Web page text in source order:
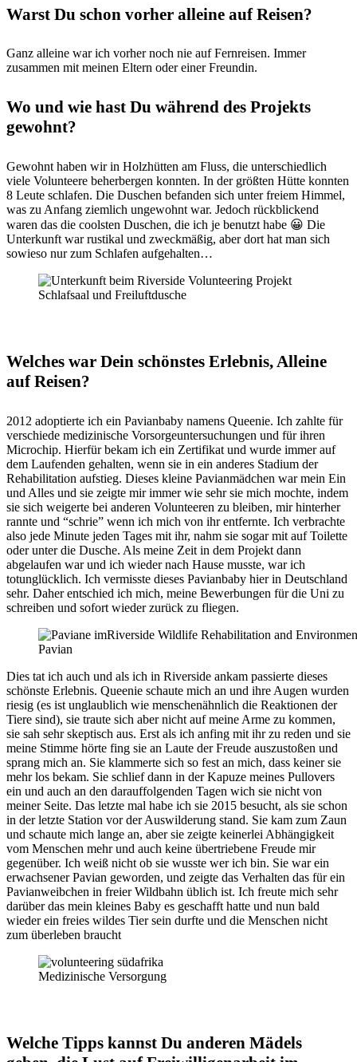
Warst Du schon vorher alleine auf Reisen?
Ganz alleine war ich vorher noch nie auf Fernreisen. Immer
zusammen mit meinen Eltern oder einer Freundin.
Wo und wie hast Du während des Projekts
gewohnt?
Gewohnt haben wir in Holzhütten am Fluss, die unterschiedlich
viele Volunteere beherbergen konnten. In der größten Hütte konnten
8 Leute schlafen. Die Duschen befanden sich unter freiem Himmel,
was zu Anfang ziemlich ungewohnt war. Jedoch rückblickend
waren das die coolsten Duschen, die ich je benutzt habe 😀 Die
Unterkunft war rustikal und zweckmäßig, aber dort hat man sich
sowieso nur zum Schlafen aufgehalten…
Schlafsaal und Freiluftdusche
Welches war Dein schönstes Erlebnis, Alleine
auf Reisen?
2012 adoptierte ich ein Pavianbaby namens Queenie. Ich zahlte für
verschiede medizinische Vorsorgeuntersuchungen und für ihren
Microchip. Hierfür bekam ich ein Zertifikat und wurde immer auf
dem Laufenden gehalten, wenn sie in ein anderes Stadium der
Rehabilitation aufstieg. Dieses kleine Pavianmädchen war mein Ein
und Alles und sie zeigte mir immer wie sehr sie mich mochte, indem
sie sich weigerte bei anderen Volunteeren zu bleiben, mir hinterher
rannte und “schrie” wenn ich mich von ihr entfernte. Ich verbrachte
also jede Minute jeden Tages mit ihr, nahm sie sogar mit auf Toilette
oder unter die Dusche. Als meine Zeit in dem Projekt dann
abgelaufen war und ich wieder nach Hause musste, war ich
totunglücklich. Ich vermisste dieses Pavianbaby hier in Deutschland
sehr. Daher entschied ich mich, meine Bewerbungen für die Uni zu
schreiben und sofort wieder zurück zu fliegen.
Pavian
Dies tat ich auch und als ich in Riverside ankam passierte dieses
schönste Erlebnis. Queenie schaute mich an und ihre Augen wurden
riesig (es ist unglaublich wie menschenähnlich die Reaktionen der
Tiere sind), sie traute sich aber nicht auf meine Arme zu kommen,
sie sah sehr skeptisch aus. Erst als ich anfing mit ihr zu reden und sie
meine Stimme hörte fing sie an Laute der Freude auszustoßen und
sprang mich an. Sie klammerte sich so fest an mich, dass keiner sie
mehr los bekam. Sie schlief dann in der Kapuze meines Pullovers
ein und auch an den darauffolgenden Tagen wich sie nicht von
meiner Seite. Das letzte mal habe ich sie 2015 besucht, als sie schon
in der letzte Station vor der Auswilderung stand. Sie kam zum Zaun
und schaute mich lange an, aber sie zeigte keinerlei Abhängigkeit
vom Menschen mehr und auch keine übertriebene Freude mir
gegenüber. Ich weiß nicht ob sie wusste wer ich bin. Sie war ein
erwachsener Pavian geworden, und zeigte das Verhalten das für ein
Pavianweibchen in freier Wildbahn üblich ist. Ich freute mich sehr
darüber das mein kleines Baby es geschafft hatte und nun bald
wieder ein freies wildes Tier sein durfte und die Menschen nicht
zum überleben braucht
Medizinische Versorgung
Welche Tipps kannst Du anderen Mädels